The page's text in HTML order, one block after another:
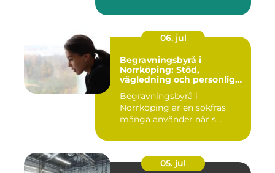
06. jul
Begravningsbyrå i
Norrköping: Stöd,
vägledning och personliga
Begravningsbyrå i
Norrköping är en sökfras
många använder när s...
05. jul